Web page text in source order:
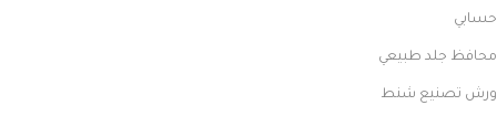
حسابي
محافظ جلد طبيعي
ورش تصنيع شنط